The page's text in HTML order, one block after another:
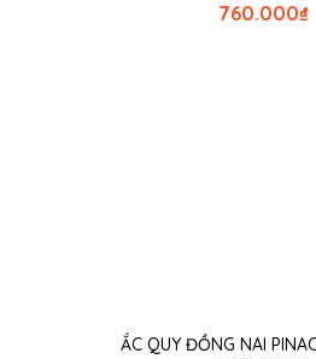
₫
760.000
ẮC QUY ĐỒNG NAI